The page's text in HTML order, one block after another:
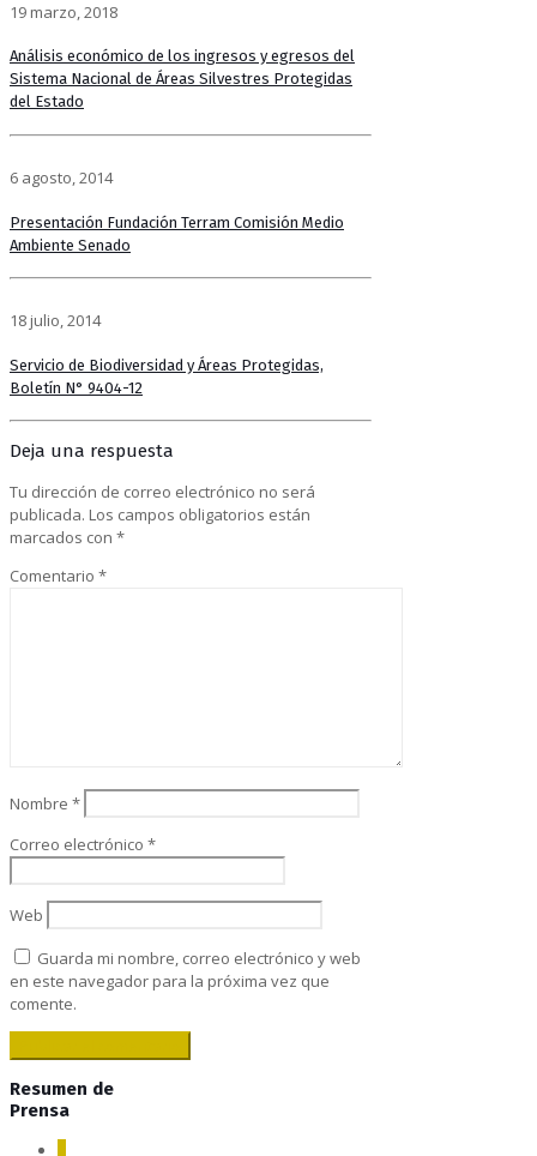
19 marzo, 2018
Análisis económico de los ingresos y egresos del
Sistema Nacional de Áreas Silvestres Protegidas
del Estado
6 agosto, 2014
Presentación Fundación Terram Comisión Medio
Ambiente Senado
18 julio, 2014
Servicio de Biodiversidad y Áreas Protegidas,
Boletín N° 9404-12
Deja una respuesta
Tu dirección de correo electrónico no será
publicada. Los campos obligatorios están
marcados con *
Comentario *
Nombre *
Correo electrónico *
Web
Guarda mi nombre, correo electrónico y web
en este navegador para la próxima vez que
comente.
Resumen de
Prensa